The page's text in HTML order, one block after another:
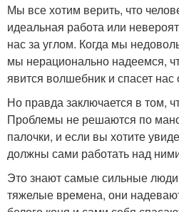
Мы все хотим верить, что
идеальная работа или
нас за углом. Когда мы
мы нерационально надеемся,
явится волшебник и спасет нас
Но правда заключается в том,
Проблемы не решаются по
палочки, и если вы хотите
должны сами работать над
Это знают самые сильные
тяжелые времена, они